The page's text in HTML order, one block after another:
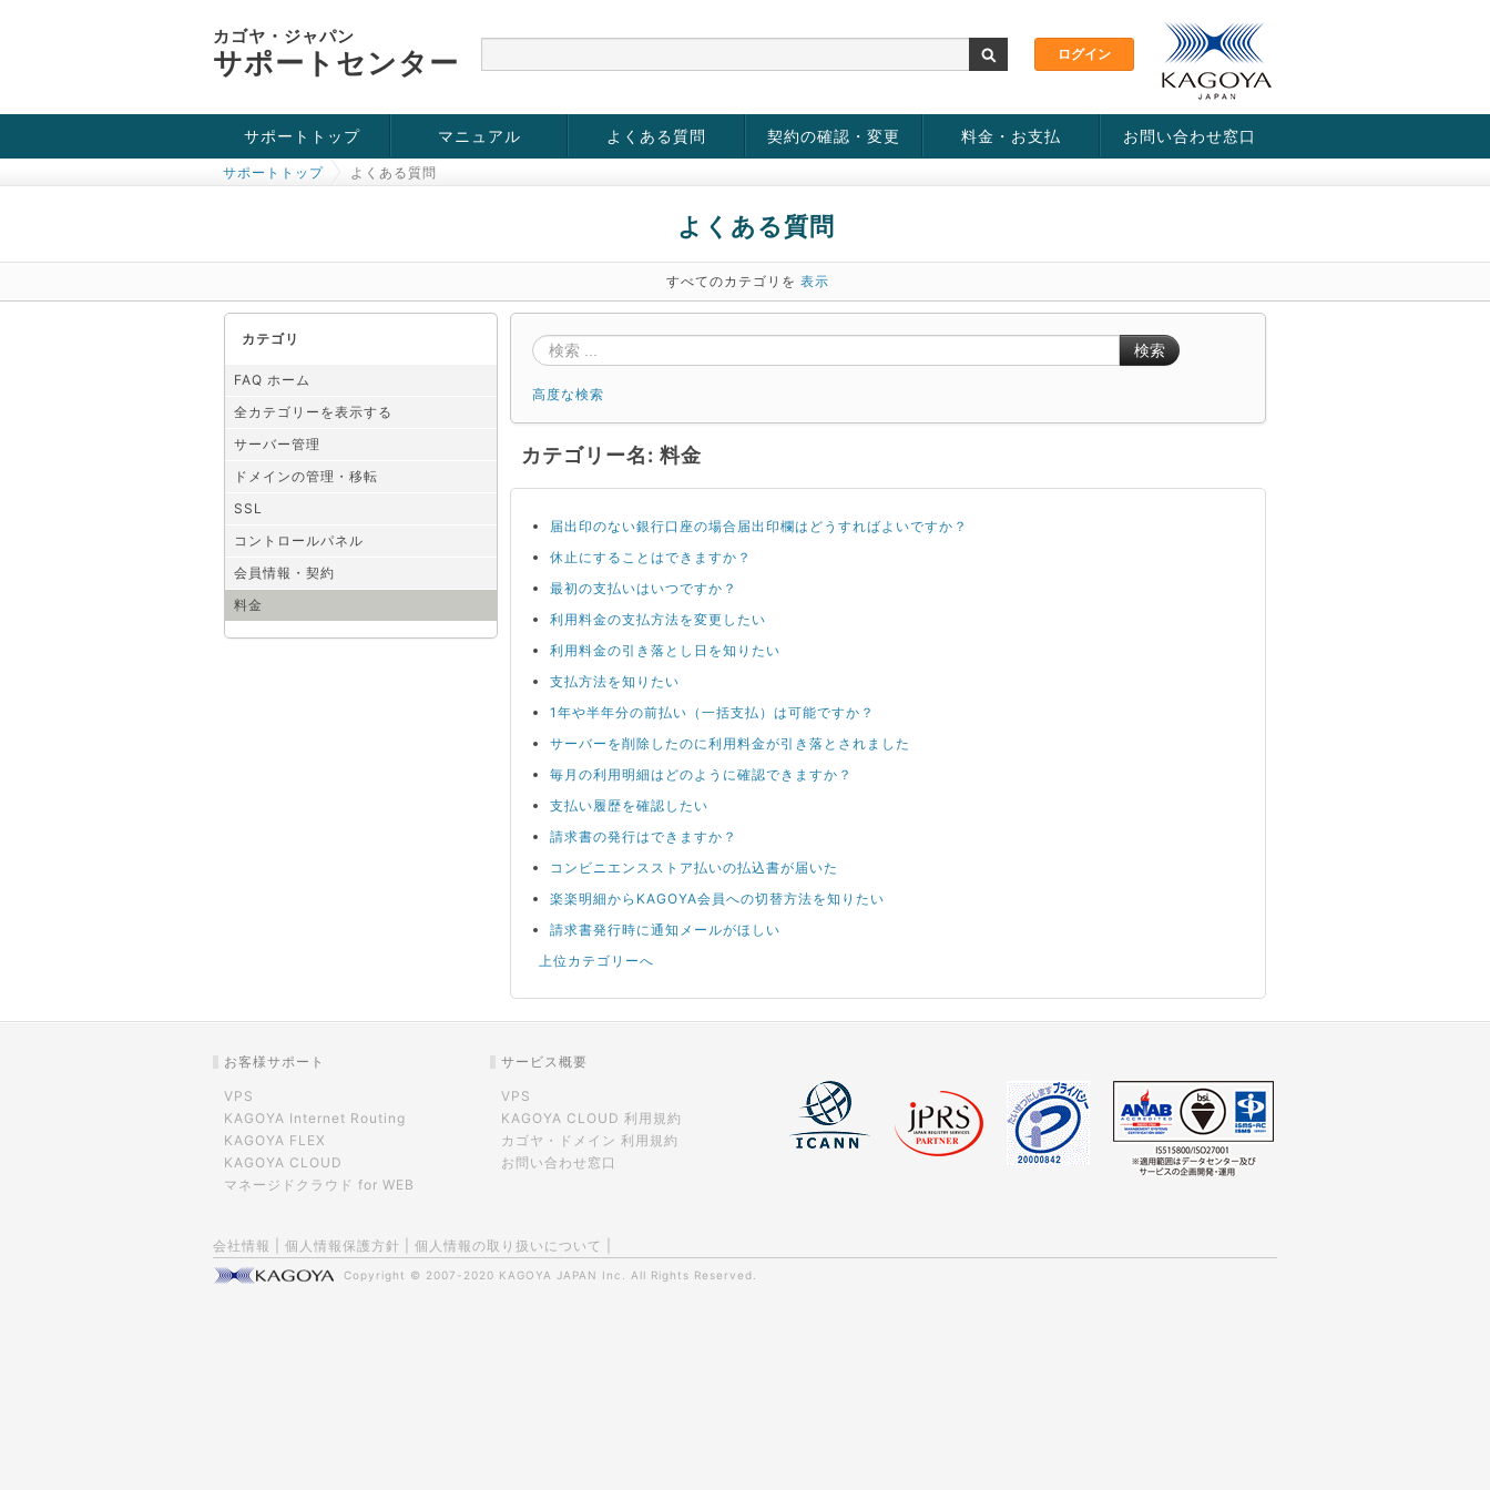
カゴヤ・ジャパン
サポートセンター
サポートトップ
お役立ち情報
チュートリアル
障害・メンテナンス情報
マニュアル よくある質問 契約の確認・変更 料金・お支払 お問い合わせ窓口
サポートトップ よくある質問
よくある質問
すべてのカテゴリを 表示
カテゴリ
FAQ ホーム
全カテゴリーを表示する
サーバー管理
ドメインの管理・移転
SSL
コントロールパネル
会員情報・契約
料金
検索
高度な検索
カテゴリー名: 料金
届出印のない銀行口座の場合届出印欄はどうすればよいですか？
休止にすることはできますか？
最初の支払いはいつですか？
利用料金の支払方法を変更したい
利用料金の引き落とし日を知りたい
支払方法を知りたい
1年や半年分の前払い（一括支払）は可能ですか？
サーバーを削除したのに利用料金が引き落とされました
毎月の利用明細はどのように確認できますか？
支払い履歴を確認したい
請求書の発行はできますか？
コンビニエンスストア払いの払込書が届いた
楽楽明細からKAGOYA会員への切替方法を知りたい
請求書発行時に通知メールがほしい
上位カテゴリーへ
お客様サポート
VPS
KAGOYA Internet Routing
KAGOYA FLEX
KAGOYA CLOUD
マネージドクラウド for WEB
サービス概要
VPS
KAGOYA CLOUD 利用規約
カゴヤ・ドメイン 利用規約
お問い合わせ窓口
会社情報 個人情報保護方針 個人情報の取り扱いについて
Copyright © 2007-2020 KAGOYA JAPAN Inc. All Rights Reserved.